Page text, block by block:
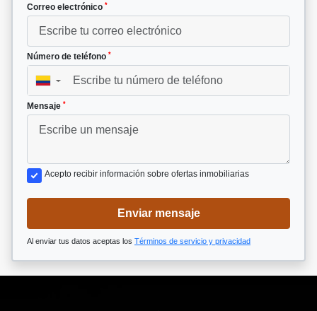
Correo electrónico *
Número de teléfono *
▼
Mensaje *
Acepto recibir información sobre ofertas inmobiliarias
Enviar mensaje
Al enviar tus datos aceptas los Términos de servicio y privacidad